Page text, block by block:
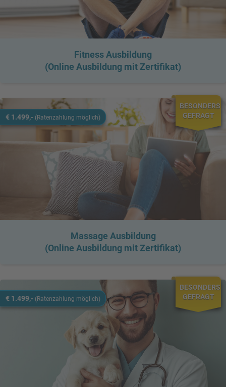
Fitness Ausbildung
(Online Ausbildung mit Zertifikat)
BESONDERS
GEFRAGT
€ 1.499,- (Ratenzahlung möglich)
Massage Ausbildung
(Online Ausbildung mit Zertifikat)
BESONDERS
GEFRAGT
€ 1.499,- (Ratenzahlung möglich)